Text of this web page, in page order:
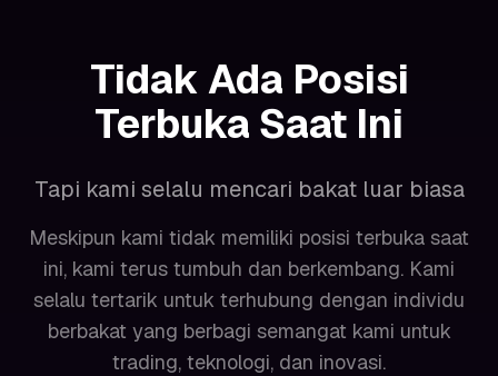
Tidak Ada Posisi
Terbuka Saat Ini
Tapi kami selalu mencari bakat luar biasa
Meskipun kami tidak memiliki posisi terbuka saat
ini, kami terus tumbuh dan berkembang. Kami
selalu tertarik untuk terhubung dengan individu
berbakat yang berbagi semangat kami untuk
trading, teknologi, dan inovasi.